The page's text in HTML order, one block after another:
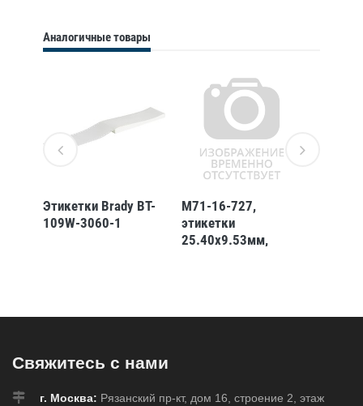
Аналогичные товары
Этикетки Brady BT-
109W-3060-1
M71-16-727,
этикетки
25.40х9.53мм,
Свяжитесь с нами
г. Москва: Рязанский пр-кт, дом 16, строение 2, этаж